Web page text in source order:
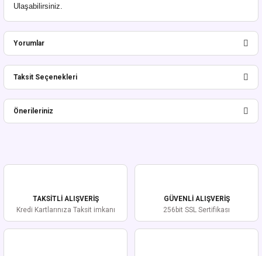
Ulaşabilirsiniz.
Yorumlar
Bu ürüne ilk yorumu siz yapın!
Taksit Seçenekleri
Önerileriniz
Ürün resmi kalitesiz, bozuk veya görüntülenemiyor.
TAKSİTLİ ALIŞVERİŞ
Kredi Kartlarınıza Taksit imkanı
GÜVENLİ ALIŞVERİŞ
256bit SSL Sertifikası